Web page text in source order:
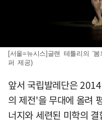
[서울=뉴시스]글랜 테틀리의 '
퍼 제공)
앞서 국립발레단은
의 제전'을 무대에 올려
너지와 세련된 미학의